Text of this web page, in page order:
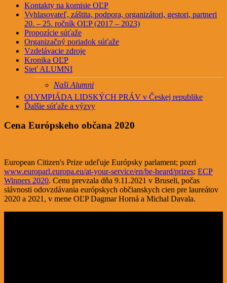
Kontakty na komisie OĽP
Vyhlasovateľ, záštita, podpora, organizátori, gestori, partneri
20. – 25. ročník OĽP (2017 – 2023)
Propozície súťaže
Organizačný poriadok súťaže
Vzdelávacie zdroje
Kronika OĽP
Sieť ALUMNI
Naši Alumni
OLYMPIÁDA LIDSKÝCH PRÁV v Českej republike
Ďalšie súťaže a výzvy
Cena Európskeho občana 2020
European Citizen's Prize udeľuje Európsky parlament; pozri
www.europarl.europa.eu/at-your-service/en/be-heard/prizes; ECP
Winners 2020. Cenu prevzala dňa 9.11.2021 v Bruseli, počas
slávnosti odovzdávania európskych občianskych cien pre laureátov
2020 a 2021, v mene OĽP Dagmar Horná a Michal Davala.